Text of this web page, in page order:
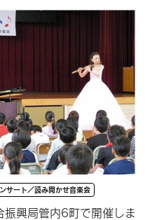
サート／読み聞かせ音楽会
振興局管内6町で開催しま